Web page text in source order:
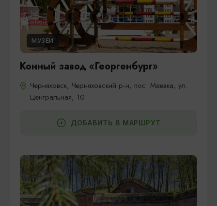
МУЗЕИ
Конный завод «Георгенбург»
Черняховск, Черняховский р-н, пос. Маевка, ул.
Центральная, 10
ДОБАВИТЬ В МАРШРУТ